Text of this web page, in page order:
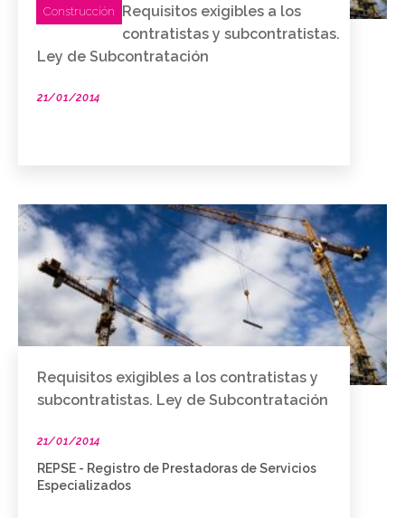
Construcción
Requisitos exigibles a los
contratistas y subcontratistas.
Ley de Subcontratación
21/01/2014
Requisitos exigibles a los contratistas y
subcontratistas. Ley de Subcontratación
21/01/2014
REPSE - Registro de Prestadoras de Servicios
Especializados